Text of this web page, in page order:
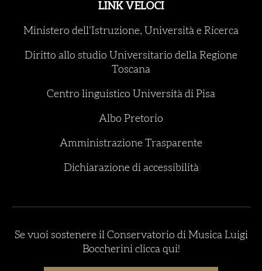
LINK VELOCI
Ministero dell’Istruzione, Università e Ricerca
Diritto allo studio Universitario della Regione
Toscana
Centro linguistico Università di Pisa
Albo Pretorio
Amministrazione Trasparente
Dichiarazione di accessibilità
Se vuoi sostenere il Conservatorio di Musica Luigi
Boccherini clicca qui!